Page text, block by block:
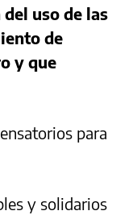
uso de las
de
y que
para
y solidarios